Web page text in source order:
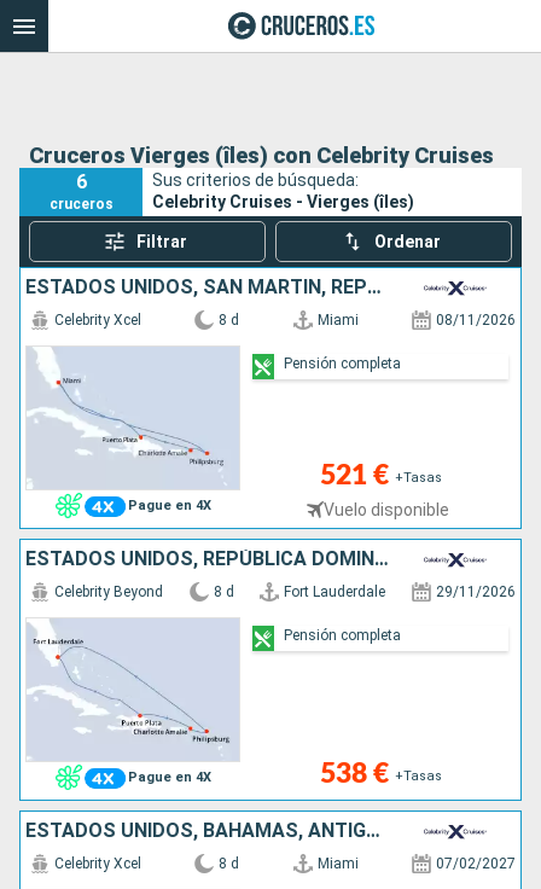
Cruceros Vierges (îles) con Celebrity Cruises
6
cruceros
Sus criterios de búsqueda:
Celebrity Cruises - Vierges (îles)
Filtrar Ordenar
ESTADOS UNIDOS, SAN MARTÍN, REPÚBLICA DOMINICANA
Pague en 4X
Celebrity Xcel 8 d Miami 08/11/2026
521 € +Tasas
Vuelo disponible
Pensión completa
ESTADOS UNIDOS, REPÚBLICA DOMINICANA, SAN MARTÍN
Pague en 4X
Celebrity Beyond 8 d Fort Lauderdale 29/11/2026
538 € +Tasas
Pensión completa
ESTADOS UNIDOS, BAHAMAS, ANTIGUA Y BARBUDA
Celebrity Xcel 8 d Miami 07/02/2027